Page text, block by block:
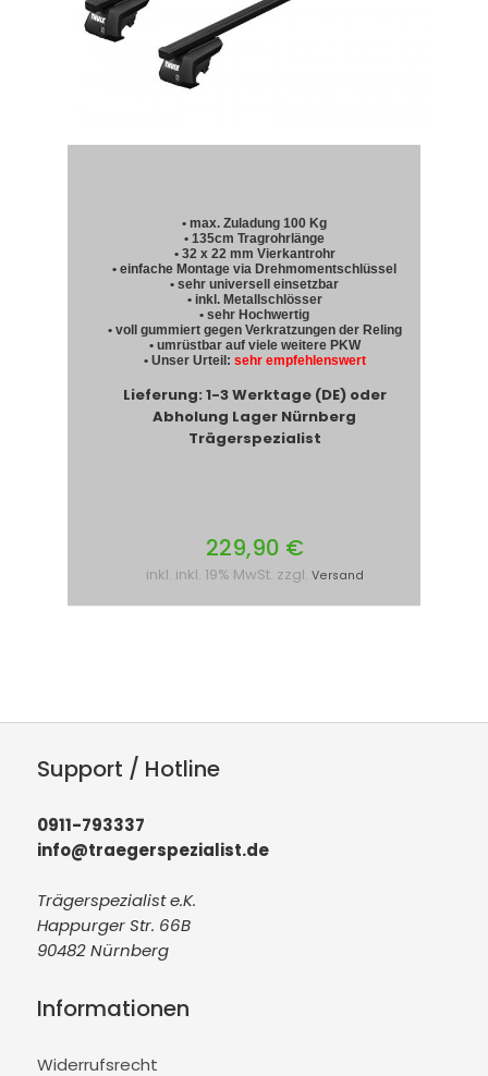
• max. Zuladung 100 Kg
• 135cm Tragrohrlänge
• 32 x 22 mm Vierkantrohr
• einfache Montage via Drehmomentschlüssel
• sehr universell einsetzbar
• inkl. Metallschlösser
• sehr Hochwertig
• voll gummiert gegen Verkratzungen der Reling
• umrüstbar auf viele weitere PKW
• Unser Urteil: sehr empfehlenswert
Lieferung: 1-3 Werktage (DE) oder
Abholung Lager Nürnberg
Trägerspezialist
229,90 €
inkl. inkl. 19% MwSt. zzgl. Versand
Support / Hotline
0911-793337
info@traegerspezialist.de
Trägerspezialist e.K.
Happurger Str. 66B
90482 Nürnberg
Informationen
Widerrufsrecht